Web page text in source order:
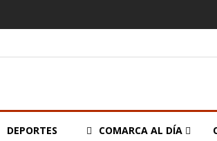
DEPORTES COMARCA AL DÍA